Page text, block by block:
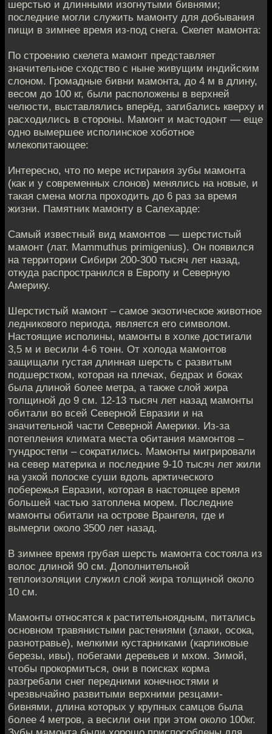
шерстью и длинными изогнутыми бивнями;
последние могли служить мамонту для добывания
пищи в зимнее время из-под снега. Скелет мамонта:
По строению скелета мамонт представляет
значительное сходство с ныне живущим индийским
слоном. Громадные бивни мамонта, до 4 м в длину,
весом до 100 кг, были расположены в верхней
челюсти, выставлялись вперёд, загибались кверху и
расходились в стороны. Мамонт и мастодонт — еще
одно вымершее исполинское хоботное
млекопитающее:
Интересно, что по мере истирания зубы мамонта
(как и у современных слонов) менялись на новые, и
такая смена могла проходить до 6 раз за время
жизни. Памятник мамонту в Салехарде:
Самый известный вид мамонтов — шерстистый
мамонт (лат. Mammuthus primigenius). Он появился
на территории Сибири 200-300 тысяч лет назад,
откуда распространился в Европу и Северную
Америку.
Шерстистый мамонт – самое экзотическое животное
ледникового периода, является его символом.
Настоящие исполины, мамонты в холке достигали
3,5 м и весили 4-6 тонн. От холода мамонтов
защищали густая длинная шерсть с развитым
подшерстком, которая на плечах, бедрах и боках
была длиной более метра, а также слой жира
толщиной до 9 см. 12-13 тысяч лет назад мамонты
обитали во всей Северной Евразии и на
значительной части Северной Америки. Из-за
потепления климата места обитания мамонтов –
тундростепи – сократились. Мамонты мигрировали
на север материка и последние 9-10 тысяч лет жили
на узкой полоске суши вдоль арктического
побережья Евразии, которая в настоящее время
большей частью затоплена морем. Последние
мамонты обитали на острове Врангеля, где и
вымерли около 3500 лет назад.
В зимнее время грубая шерсть мамонта состояла из
волос длиной 90 см. Дополнительной
теплоизоляции служил слой жира толщиной около
10 см.
Мамонты относятся к растительноядным, питались
основном травянистыми растениями (злаки, осока,
разнотравье), мелкими кустарниками (карликовые
березы, ивы), побегами деревьев и мхом. Зимой,
чтобы прокормиться, они в поисках корма
разгребали снег передними конечностями и
чрезвычайно развитыми верхними резцами-
бивнями, длина которых у крупных самцов была
более 4 метров, а весили они при этом около 100кг.